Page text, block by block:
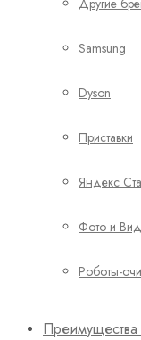
Другие
Samsung
Dyson
Приставки
Яндекс
Фото и
Роботы-